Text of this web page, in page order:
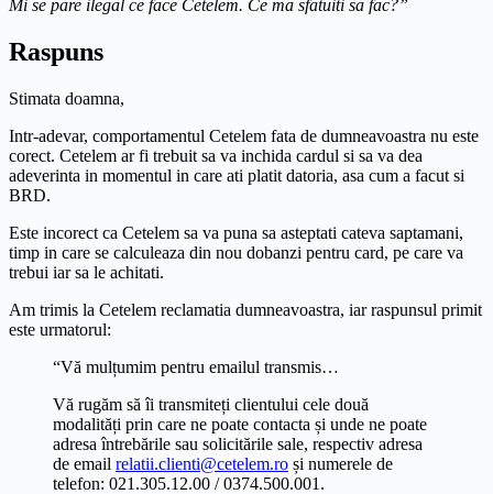
Mi se pare ilegal ce face Cetelem. Ce ma sfatuiti sa fac?”
Raspuns
Stimata doamna,
Intr-adevar, comportamentul Cetelem fata de dumneavoastra nu este
corect. Cetelem ar fi trebuit sa va inchida cardul si sa va dea
adeverinta in momentul in care ati platit datoria, asa cum a facut si
BRD.
Este incorect ca Cetelem sa va puna sa asteptati cateva saptamani,
timp in care se calculeaza din nou dobanzi pentru card, pe care va
trebui iar sa le achitati.
Am trimis la Cetelem reclamatia dumneavoastra, iar raspunsul primit
este urmatorul:
“Vă mulțumim pentru emailul transmis…
Vă rugăm să îi transmiteți clientului cele două
modalități prin care ne poate contacta și unde ne poate
adresa întrebările sau solicitările sale, respectiv adresa
de email relatii.clienti@cetelem.ro și numerele de
telefon: 021.305.12.00 / 0374.500.001.